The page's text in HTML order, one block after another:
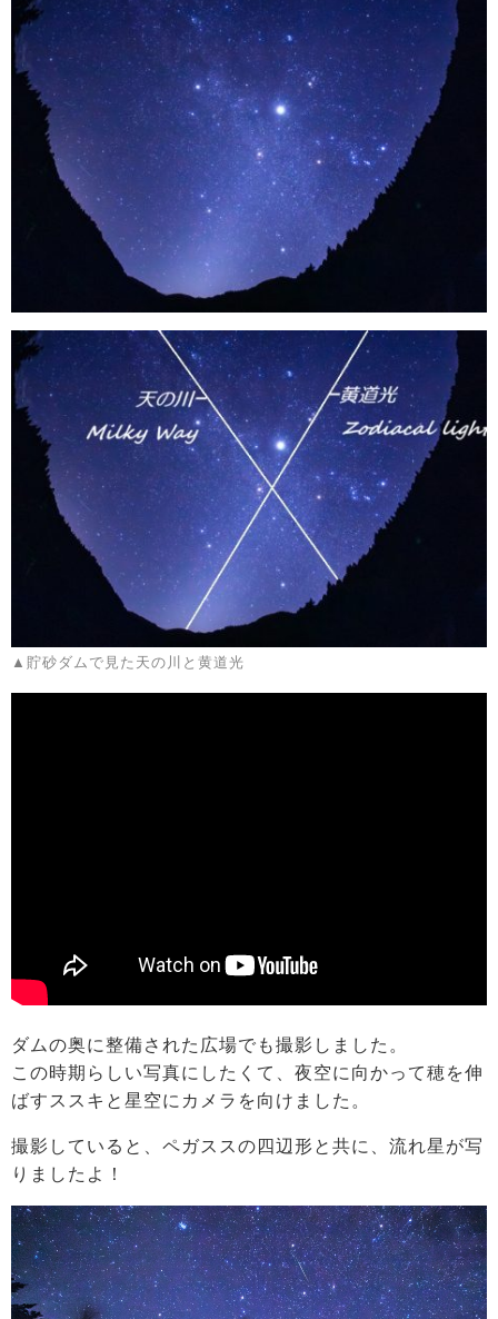
▲貯砂ダムで見た天の川と黄道光
ダムの奥に整備された広場でも撮影しました。
この時期らしい写真にしたくて、夜空に向かって穂を伸
ばすススキと星空にカメラを向けました。
撮影していると、ペガススの四辺形と共に、流れ星が写
りましたよ！